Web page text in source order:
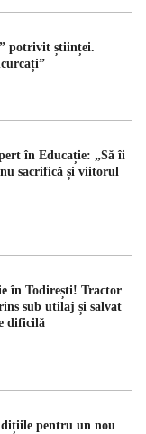
potrivit științei.
în Educație: „Să îi
sacrifică și viitorul
în Todirești! Tractor
sub utilaj și salvat
dificilă
pentru un nou